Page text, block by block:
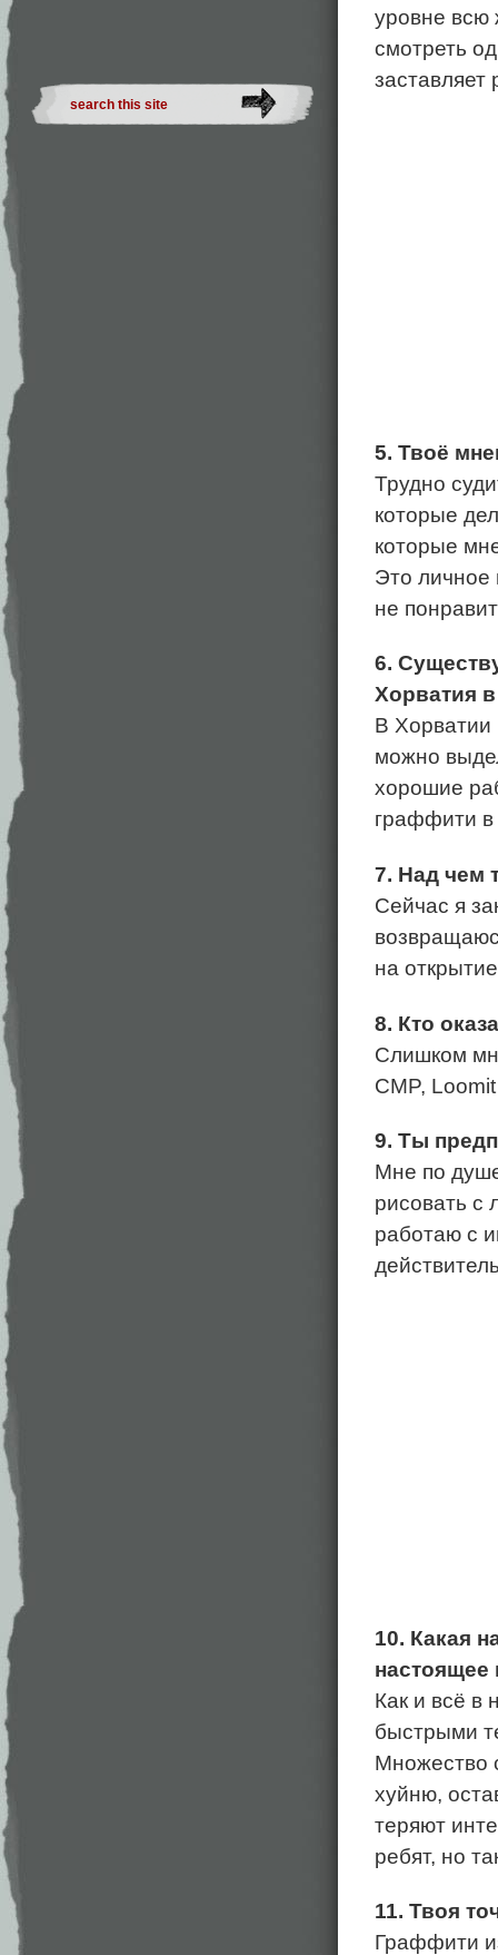
уровне всю
смотреть
заставляет
5. Твоё
Трудно
которые
которые
Это личное
не
6.
Хорватия
В Хорватии
можно
хорошие
граффити в
7. Над чем
Сейчас я
на
8. Кто
Слишком
CMP,
9. Ты
Мне по
рисовать с
работаю с
10. Какая
настоящее
Как и всё в
быстрыми
Множество
хуйню,
теряют
ребят, но
11. Твоя
Граффити